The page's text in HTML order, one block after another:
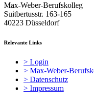
Max-Weber-Berufskolleg
Suitbertusstr. 163-165
40223 Düsseldorf
Relevante Links
> Login
> Max-Weber-
> Datenschutz
> Impressum